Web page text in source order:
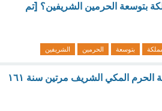
بتوسعة الحرمين الشريفين؟ [تم
بتوسعة الحرمين الشريفين
في عهد الخليفة العباسي محمد المهدي أمر بتوسعة الحرم المكي الشريف مرتين سنة ١٦١